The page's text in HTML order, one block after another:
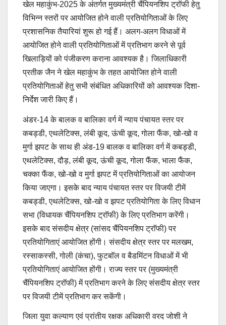
खेल महाकुंभ-2025 के अंतर्गत मुख्यमंत्री चैंपियनशिप ट्राॅफी हेतु
विभिन्न स्तरों पर आयोजित होने वाली प्रतियोगिताओं के लिए
प्रशासनिक तैयारियां शुरू हो गई हैं। अलग-अलग विधाओं में
आयोजित होने वाली प्रतियोगिताओं में प्रतिभाग करने से पूर्व
खिलाड़ियों को पंजीकरण कराना आवश्यक है। जिलाधिकारी
प्रतीक जैन ने खेल महाकुंभ के तहत आयोजित होने वाली
प्रतियोगिताओं हेतु सभी संबंधित अधिकारियों को आवश्यक दिशा-
निर्देश जारी किए हैं।
अंडर-14 के बालक व बालिका वर्ग में न्याय पंचायत स्तर पर
कबड्डी, एथलेटिक्स, लंबी कूद, ऊंची कूद, गोला फैंक, खो-खो व
मुर्गा झपट के साथ ही अंड-19 बालक व बालिका वर्ग में कबड्डी,
एथलेटिक्स, दौड़, लंबी कूद, ऊंची कूद, गोला फैंक, भाला फैंक,
चक्का फैंक, खो-खो व मुर्गा झपट में प्रतियोगिताओं का आयोजन
किया जाएगा। इसके बाद न्याय पंचायत स्तर पर विजयी टीमें
कबड्डी, एथलेटिक्स, खो-खो व झपट प्रतियोगिता के लिए विधान
सभा (विधायक चैंपियनशिप ट्राॅफी) के लिए प्रतिभाग करेंगी।
इसके बाद संसदीय क्षेत्र (सांसद चैंपियनशिप ट्राॅफी) पर
प्रतियोगिताएं आयोजित होंगी। संसदीय क्षेत्र स्तर पर मलखम,
रस्साकस्सी, गोली (कंचा), फुटबाॅल व बैडमिंटन विधाओं में भी
प्रतियोगिताएं आयोजित होंगी। राज्य स्तर पर (मुख्यमंत्री
चैंपियनशिप ट्रॉफी) में प्रतिभाग करने के लिए संसदीय क्षेत्र स्तर
पर विजयी टीमें प्रतिभाग कर सकेंगी।
जिला युवा कल्याण एवं प्रांतीय रक्षक अधिकारी वरद जोशी ने